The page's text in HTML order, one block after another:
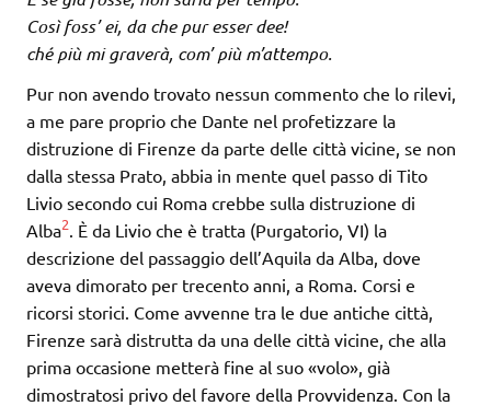
Così foss’ ei, da che pur esser dee!
ché più mi graverà, com’ più m’attempo.
Pur non avendo trovato nessun commento che lo rilevi,
a me pare proprio che Dante nel profetizzare la
distruzione di Firenze da parte delle città vicine, se non
dalla stessa Prato, abbia in mente quel passo di Tito
Livio secondo cui Roma crebbe sulla distruzione di
Alba2 . È da Livio che è tratta (Purgatorio, VI) la
descrizione del passaggio dell’Aquila da Alba, dove
aveva dimorato per trecento anni, a Roma. Corsi e
ricorsi storici. Come avvenne tra le due antiche città,
Firenze sarà distrutta da una delle città vicine, che alla
prima occasione metterà fine al suo «volo», già
dimostratosi privo del favore della Provvidenza. Con la